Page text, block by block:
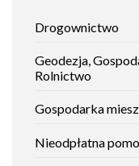
załatwić
sprawę
Drogownictwo
Geodezja,
Rolnictwo
Gospodarka
Nieodpłatna